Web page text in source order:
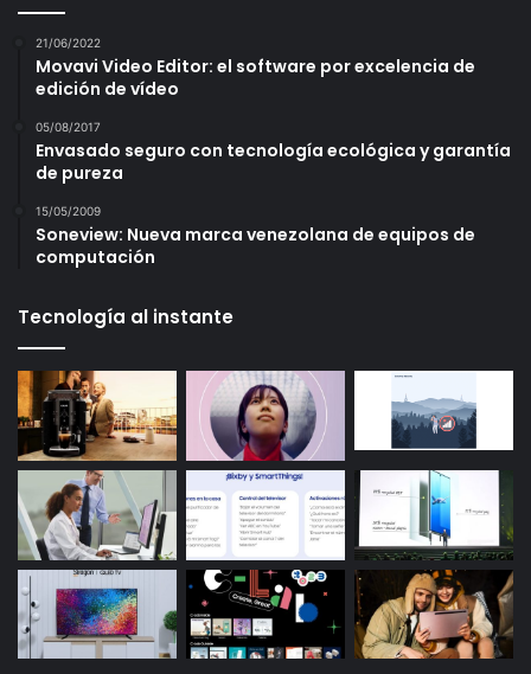
21/06/2022
Movavi Video Editor: el software por excelencia de
edición de vídeo
05/08/2017
Envasado seguro con tecnología ecológica y garantía
de pureza
15/05/2009
Soneview: Nueva marca venezolana de equipos de
computación
Tecnología al instante